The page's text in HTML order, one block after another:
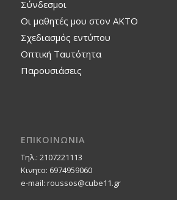
Σύνδεσμοι
Οι μαθητές μου στον ΑΚΤΟ
Σχεδιασμός εντύπου
Οπτική Ταυτότητα
Παρουσιάσεις
ΕΠΙΚΟΙΝΩΝΙΑ
Τηλ.: 2107221113
Κινητο: 6974959060
e-mail: roussos@cube11.gr